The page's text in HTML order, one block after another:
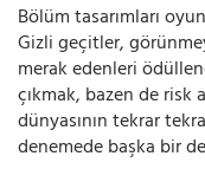
Bölüm tasarımları
Gizli geçitler,
merak edenleri
çıkmak, bazen de risk
dünyasının tekrar
denemede başka bir